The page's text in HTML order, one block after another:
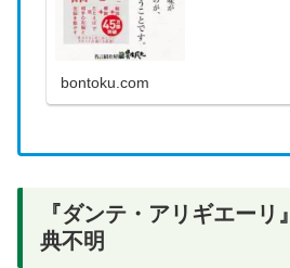
bontoku.com
『ダンテ・アリギエーリ
典不明